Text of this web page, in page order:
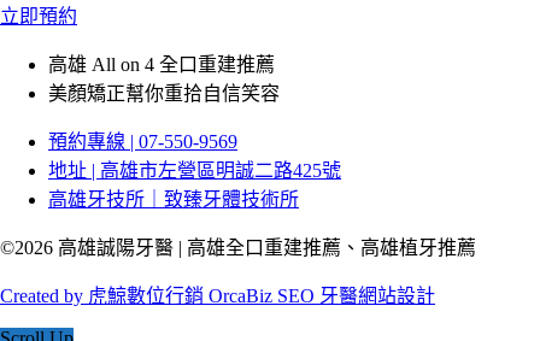
立即預約
高雄 All on 4 全口重建推薦
美顏矯正幫你重拾自信笑容
預約專線 | 07-550-9569
地址 | 高雄市左營區明誠二路425號
高雄牙技所｜致臻牙體技術所
©2026 高雄誠陽牙醫 | 高雄全口重建推薦、高雄植牙推薦
Created by 虎鯨數位行銷 OrcaBiz SEO 牙醫網站設計